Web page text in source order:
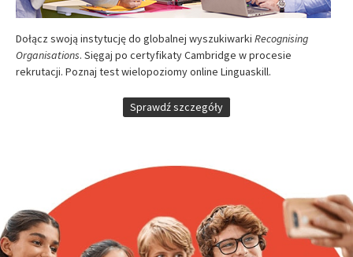
Dołącz swoją instytucję do globalnej wyszukiwarki Recognising
Organisations. Sięgaj po certyfikaty Cambridge w procesie
rekrutacji. Poznaj test wielopoziomy online Linguaskill.
Sprawdź szczegóły